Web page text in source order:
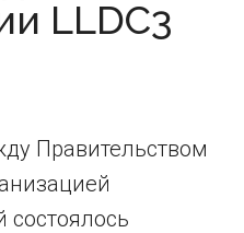
LLDC3
Правительством